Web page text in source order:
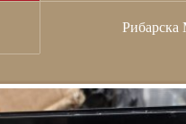
Рибарска